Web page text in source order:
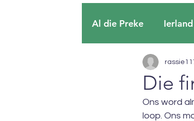
Al die Preke Ierland
Verhoudings
Die
Ons word
loop. Ons